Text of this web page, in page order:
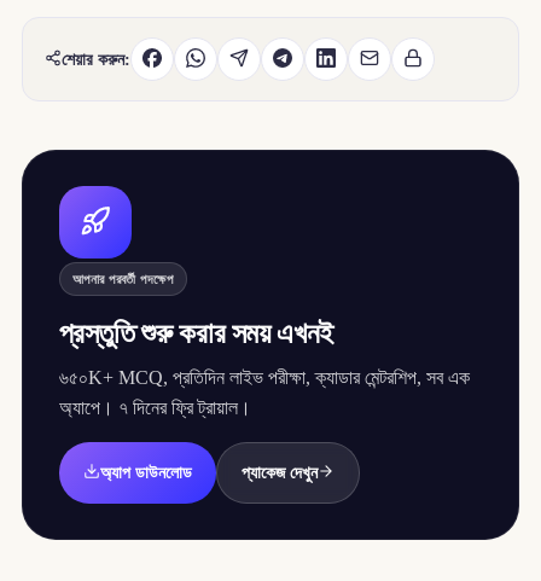
শেয়ার করুন:
আপনার পরবর্তী পদক্ষেপ
প্রস্তুতি শুরু করার সময় এখনই
৬৫০K+ MCQ, প্রতিদিন লাইভ পরীক্ষা, ক্যাডার মেন্টরশিপ, সব এক
অ্যাপে। ৭ দিনের ফ্রি ট্রায়াল।
অ্যাপ ডাউনলোড প্যাকেজ দেখুন